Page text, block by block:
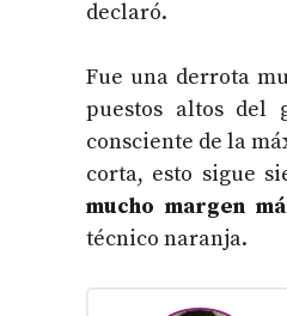
declaró.
Fue una derrota
puestos altos del
consciente de la
corta, esto sigue
mucho margen
técnico naranja.